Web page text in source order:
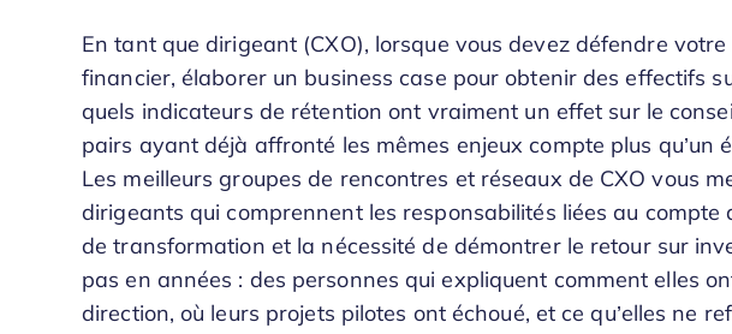
En tant que dirigeant (CXO), lorsque vous devez défendre
financier, élaborer un business case pour obtenir des effectifs
quels indicateurs de rétention ont vraiment un effet sur le
pairs ayant déjà affronté les mêmes enjeux compte plus qu’un
Les meilleurs groupes de rencontres et réseaux de CXO vous
dirigeants qui comprennent les responsabilités liées au compte
de transformation et la nécessité de démontrer le retour sur
pas en années : des personnes qui expliquent comment elles
direction, où leurs projets pilotes ont échoué, et ce qu’elles ne